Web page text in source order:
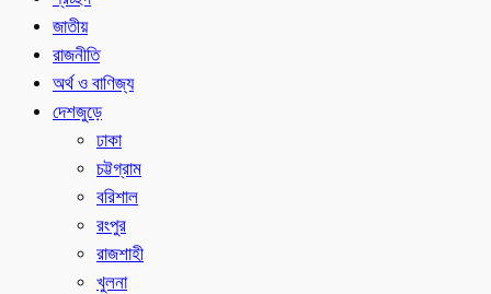
জাতীয়
রাজনীতি
অর্থ ও বাণিজ্য
দেশজুড়ে
ঢাকা
চট্টগ্রাম
বরিশাল
রংপুর
রাজশাহী
খুলনা